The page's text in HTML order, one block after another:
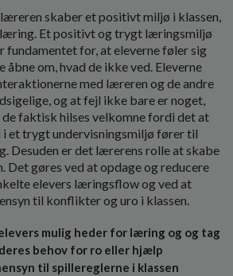
ska­ber et positivt miljø i klassen,
Et positivt og trygt læringsmiljø
for, at eleverne føler sig
om, hvad de ikke ved. Eleverne
med læreren og de andre
og at fejl ikke bare er noget,
de faktisk hilses velkomne fordi det at
i et trygt undervisningsmiljø fører til
Desuden er det lærerens rolle at skabe
Det gøres ved at opdage og reducere
elevers læringsflow og ved at
til konflikter og uro i klassen.
mulig­ heder for læring og og tag
behov for ro eller hjælp
til spillereglerne i klassen